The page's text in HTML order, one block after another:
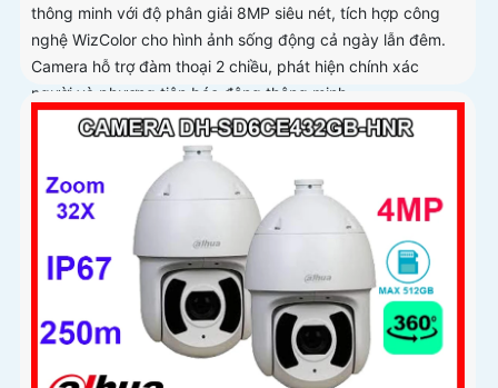
thông minh với độ phân giải 8MP siêu nét, tích hợp công
nghệ WizColor cho hình ảnh sống động cả ngày lẫn đêm.
Camera hỗ trợ đàm thoại 2 chiều, phát hiện chính xác
người và phương tiện báo động thông minh